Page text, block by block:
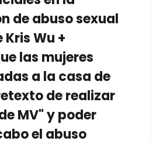
de abuso sexual
Wu +
las mujeres
a la casa de
de realizar
MV" y poder
el abuso